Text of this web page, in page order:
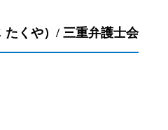
たくや）/ 三重弁護士会